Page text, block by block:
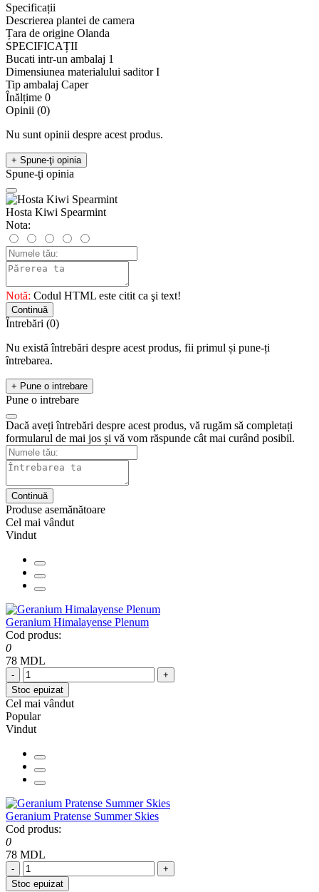
Specificații
Descrierea plantei de camera
Țara de origine Olanda
SPECIFICAȚII
Bucati intr-un ambalaj 1
Dimensiunea materialului saditor I
Tip ambalaj Caper
Înălțime 0
Opinii (0)
Nu sunt opinii despre acest produs.
+ Spune-ţi opinia
Spune-ţi opinia
Hosta Kiwi Spearmint
Nota:
Notă: Codul HTML este citit ca şi text!
Continuă
Întrebări (0)
Nu există întrebări despre acest produs, fii primul și pune-ți
întrebarea.
+ Pune o intrebare
Pune o intrebare
Dacă aveți întrebări despre acest produs, vă rugăm să completați
formularul de mai jos și vă vom răspunde cât mai curând posibil.
Continuă
Produse asemănătoare
Cel mai vândut
Vindut
Geranium Himalayense Plenum
Cod produs:
0
78 MDL
-
+
Stoc epuizat
Cel mai vândut
Popular
Vindut
Geranium Pratense Summer Skies
Cod produs:
0
78 MDL
-
+
Stoc epuizat